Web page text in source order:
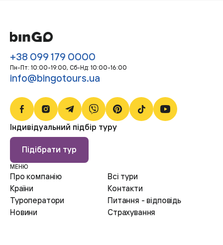
+38 099 179 0000
Пн-Пт: 10:00-19:00, Сб-Нд: 10:00-16:00
info@bingotours.ua
Індивідуальний підбір туру
Підібрати тур
МЕНЮ
Про компанію
Всі тури
Країни
Контакти
Туроператори
Питання - відповідь
Новини
Страхування